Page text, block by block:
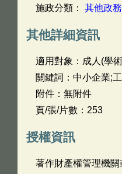
施政分類： 其他政務
其他詳細資訊
適用對象：成人(學
關鍵詞：中小企業;
附件：無附件
頁/張/片數：253
授權資訊
著作財產權管理機